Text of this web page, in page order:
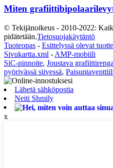
Miten
© Tekijänoikeus - 2010-2022:
pidätetään.Tietosuojakäytäntö
Tuoteopas - Esittelyssä olevat
Sivukartta.xml - AMP-mobiili
SiC-pinnoite, Joustava
pyörivässä siivessä,
Lähetä sähköpostia
Neiti Shmily
x